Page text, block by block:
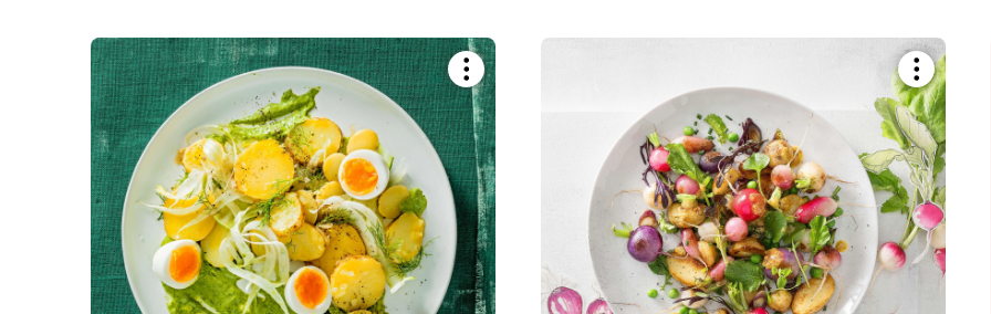
Bookmark
recipe
or
add
it
to
your
collections.
Bookmark
recipe
or
add
it
to
your
collections.